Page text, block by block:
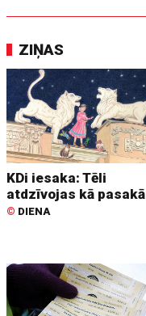
ZIŅAS
KDi iesaka: Tēli
atdzīvojas kā pasakā
© DIENA